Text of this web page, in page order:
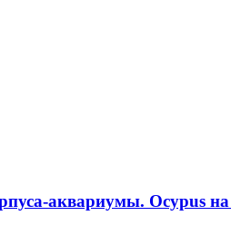
аквариумы. Ocypus